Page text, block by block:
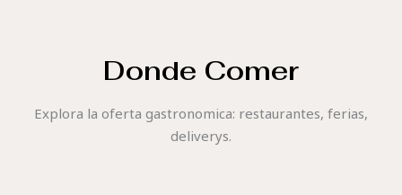
Donde Comer
Explora la oferta gastronomica: restaurantes, ferias,
deliverys.